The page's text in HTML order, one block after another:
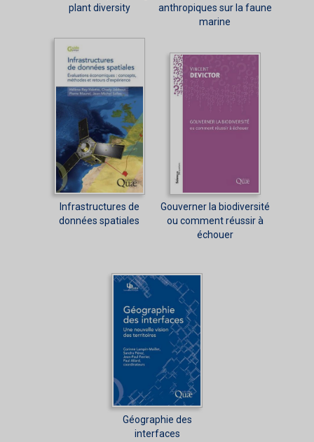
plant diversity
anthropiques sur la faune
marine
Infrastructures de
données spatiales
Gouverner la biodiversité
ou comment réussir à
échouer
Géographie des
interfaces